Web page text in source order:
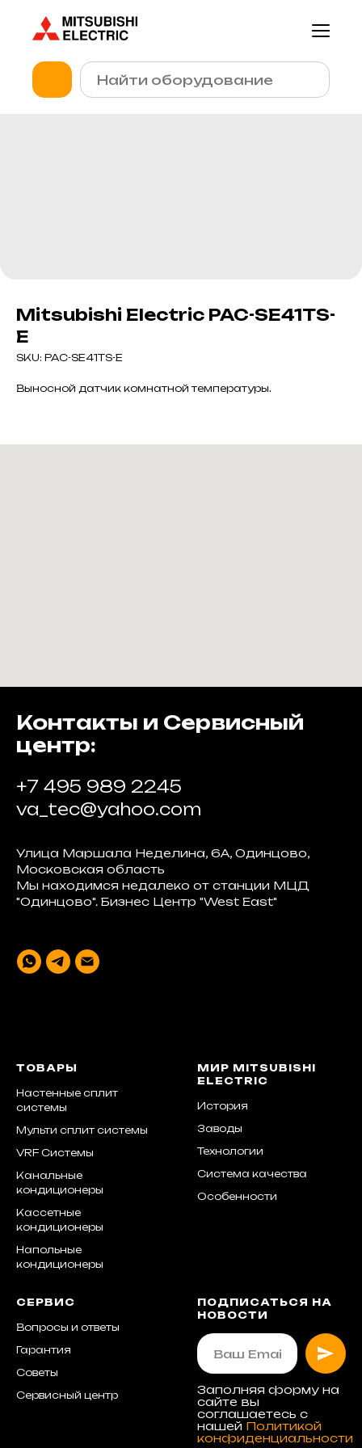
Mitsubishi Electric PAC-SE41TS-
E
SKU: PAC-SE41TS-E
Выносной датчик комнатной температуры.
Контакты и Сервисный
центр:
+7 495 989 2245
va_tec@yahoo.com
Улица Маршала Неделина, 6А, Одинцово,
Московская область
Мы находимся недалеко от станции МЦД
"Одинцово". Бизнес Центр "West East"
ТОВАРЫ
Настенные сплит
системы
Мульти сплит системы
VRF Системы
Канальные
кондиционеры
Кассетные
кондиционеры
Напольные
кондиционеры
МИР MITSUBISHI
ELECTRIC
История
Заводы
Технологии
Система качества
Особенности
СЕРВИС
Вопросы и ответы
Гарантия
Советы
Сервисный центр
ПОДПИСАТЬСЯ НА
НОВОСТИ
Заполняя форму на
сайте вы
соглашаетесь с
нашей Политикой
конфиденциальности